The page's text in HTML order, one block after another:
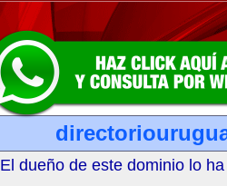
El dueño de este dominio lo